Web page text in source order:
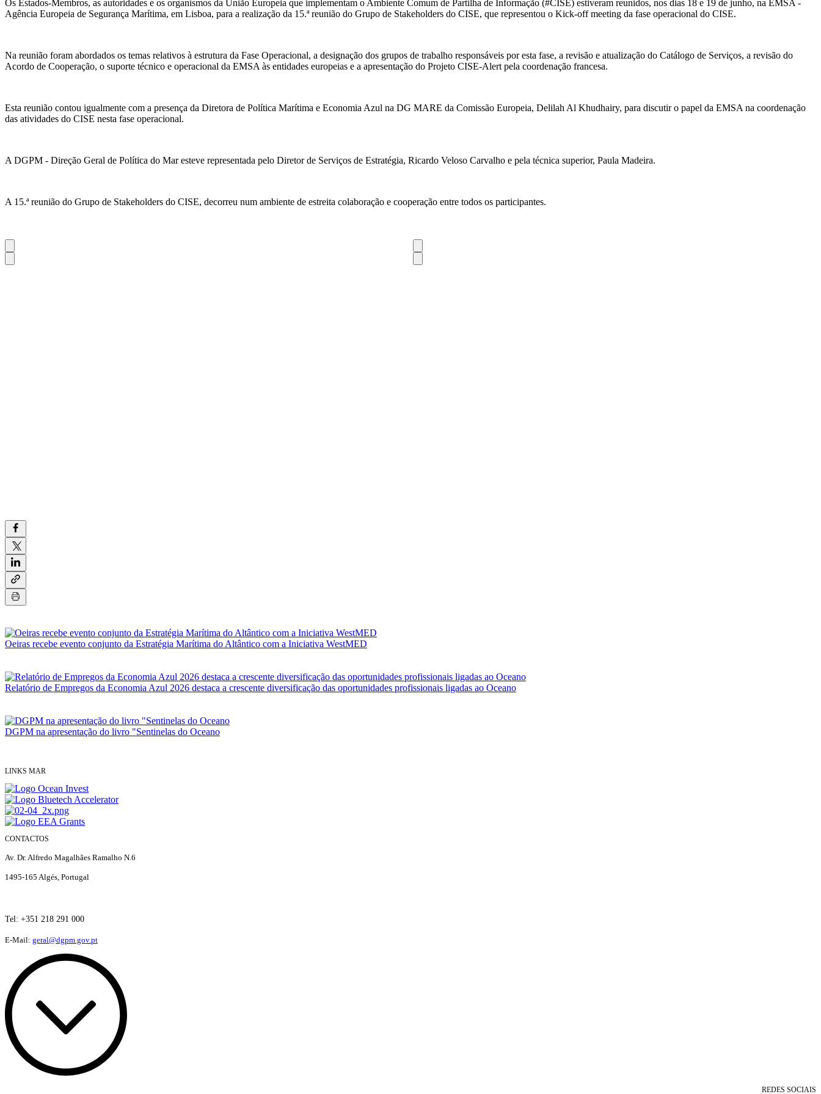
Os Estados-Membros, as autoridades e os organismos da União Europeia que implementam o Ambiente Comum de Partilha de Informação (#CISE) estiveram reunidos, nos dias 18 e 19 de junho, na EMSA -
Agência Europeia de Segurança Marítima, em Lisboa, para a realização da 15.ª reunião do Grupo de Stakeholders do CISE, que representou o Kick-off meeting da fase operacional do CISE.
Na reunião foram abordados os temas relativos à estrutura da Fase Operacional, a designação dos grupos de trabalho responsáveis por esta fase, a revisão e atualização do Catálogo de Serviços, a revisão do
Acordo de Cooperação, o suporte técnico e operacional da EMSA às entidades europeias e a apresentação do Projeto CISE-Alert pela coordenação francesa.
Esta reunião contou igualmente com a presença da Diretora de Política Marítima e Economia Azul na DG MARE da Comissão Europeia, Delilah Al Khudhairy, para discutir o papel da EMSA na coordenação
das atividades do CISE nesta fase operacional.
A DGPM - Direção Geral de Política do Mar esteve representada pelo Diretor de Serviços de Estratégia, Ricardo Veloso Carvalho e pela técnica superior, Paula Madeira.
A 15.ª reunião do Grupo de Stakeholders do CISE, decorreu num ambiente de estreita colaboração e cooperação entre todos os participantes.
Oeiras recebe evento conjunto da Estratégia Marítima do Altântico com a Iniciativa WestMED
Relatório de Empregos da Economia Azul 2026 destaca a crescente diversificação das oportunidades profissionais ligadas ao Oceano
DGPM na apresentação do livro "Sentinelas do Oceano
LINKS MAR
CONTACTOS
Av. Dr. Alfredo Magalhães Ramalho N.6
1495-165 Algés, Portugal
Tel: +351 218 291 000
E-Mail: geral@dgpm.gov.pt
REDES SOCIAIS